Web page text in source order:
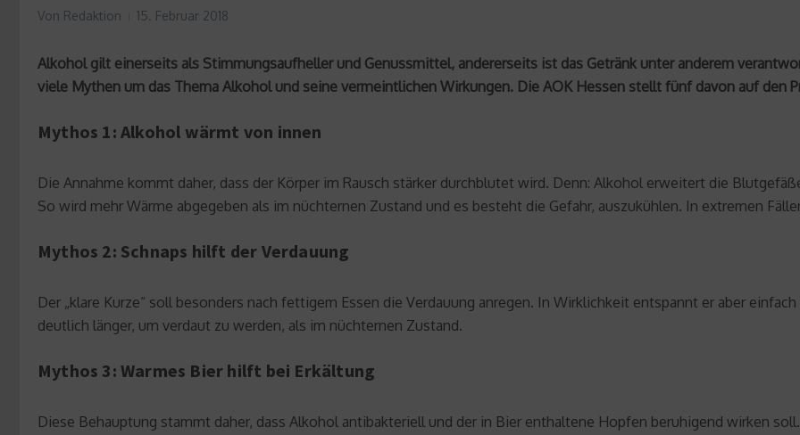
Von Redaktion 15. Februar 2018
Alkohol gilt einerseits als Stimmungsaufheller und Genussmittel, andererseits ist das Getränk unter anderem
viele Mythen um das Thema Alkohol und seine vermeintlichen Wirkungen. Die AOK Hessen stellt fünf davon auf den
Mythos 1: Alkohol wärmt von innen
Die Annahme kommt daher, dass der Körper im Rausch stärker durchblutet wird. Denn: Alkohol erweitert die
So wird mehr Wärme abgegeben als im nüchternen Zustand und es besteht die Gefahr, auszukühlen. In extremen
Mythos 2: Schnaps hilft der Verdauung
Der „klare Kurze“ soll besonders nach fettigem Essen die Verdauung anregen. In Wirklichkeit entspannt er aber
deutlich länger, um verdaut zu werden, als im nüchternen Zustand.
Mythos 3: Warmes Bier hilft bei Erkältung
Diese Behauptung stammt daher, dass Alkohol antibakteriell und der in Bier enthaltene Hopfen beruhigend wirken